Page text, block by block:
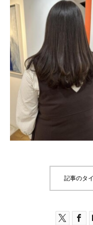
記事のタ